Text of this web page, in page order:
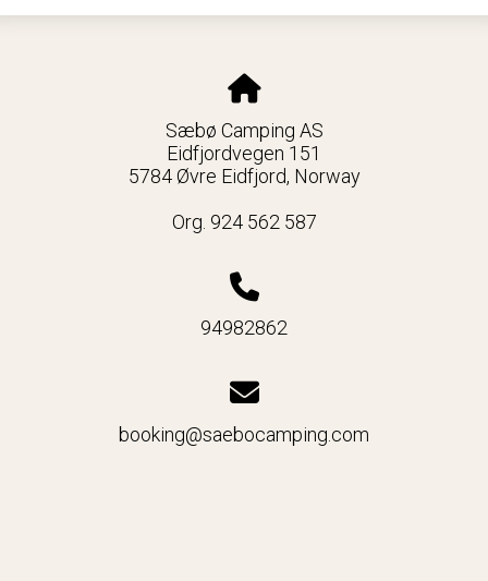
Sæbø Camping AS
Eidfjordvegen 151
5784 Øvre Eidfjord, Norway
Org. 924 562 587
94982862
booking@saebocamping.com